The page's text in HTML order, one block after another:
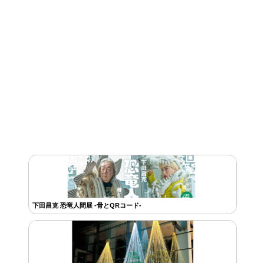
下田昌克 恐竜人間展 -骨とQRコード-